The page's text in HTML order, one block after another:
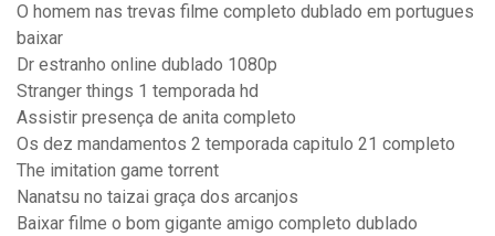
O homem nas trevas filme completo dublado em portugues
baixar
Dr estranho online dublado 1080p
Stranger things 1 temporada hd
Assistir presença de anita completo
Os dez mandamentos 2 temporada capitulo 21 completo
The imitation game torrent
Nanatsu no taizai graça dos arcanjos
Baixar filme o bom gigante amigo completo dublado